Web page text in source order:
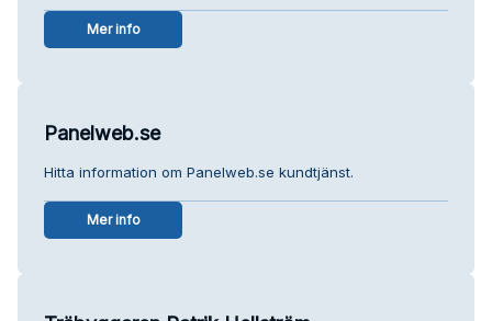
Mer info
Panelweb.se
Hitta information om Panelweb.se kundtjänst.
Mer info